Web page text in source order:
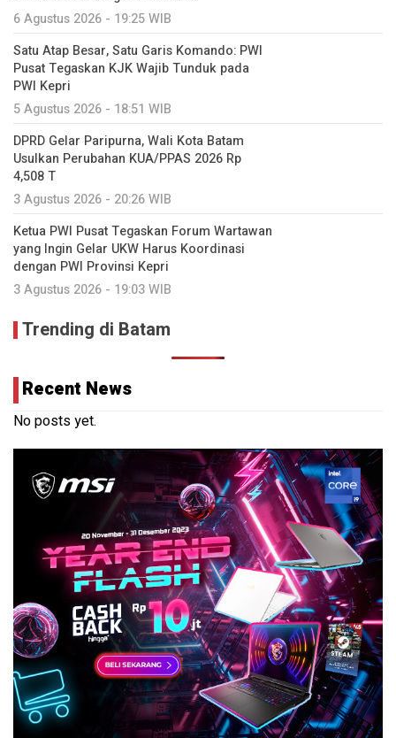
6 Agustus 2026 - 19:25 WIB
Satu Atap Besar, Satu Garis Komando: PWI
Pusat Tegaskan KJK Wajib Tunduk pada
PWI Kepri
5 Agustus 2026 - 18:51 WIB
DPRD Gelar Paripurna, Wali Kota Batam
Usulkan Perubahan KUA/PPAS 2026 Rp
4,508 T
3 Agustus 2026 - 20:26 WIB
Ketua PWI Pusat Tegaskan Forum Wartawan
yang Ingin Gelar UKW Harus Koordinasi
dengan PWI Provinsi Kepri
3 Agustus 2026 - 19:03 WIB
Trending di Batam
Recent News
No posts yet.